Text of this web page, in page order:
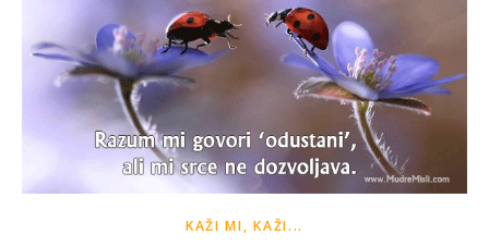
KAŽI MI, KAŽI...